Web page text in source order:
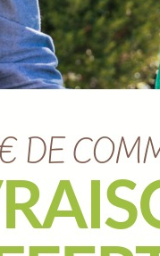
coco pot home avec
Ref :
EAN :